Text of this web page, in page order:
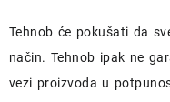
Tehnob će pokušati da
način. Tehnob ipak ne
vezi proizvoda u